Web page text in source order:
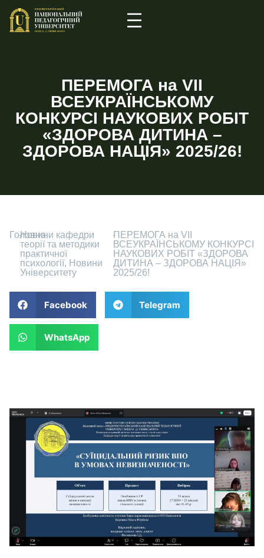
ПЕРЕМОГА на VІI
ВСЕУКРАЇНСЬКОМУ
КОНКУРСІ НАУКОВИХ РОБІТ
«ЗДОРОВА ДИТИНА –
ЗДОРОВА НАЦІЯ» 2025/26!
Головна
-Новини кафедри
теорії та методики
практичної
психології, Новини
Університету
-ПЕРЕМОГА на VІI
ВСЕУКРАЇНСЬКОМУ КОНКУРСІ
НАУКОВИХ РОБІТ «ЗДОРОВА
ДИТИНА – ЗДОРОВА НАЦІЯ»
2025/26!
Facebook Telegram
WhatsApp